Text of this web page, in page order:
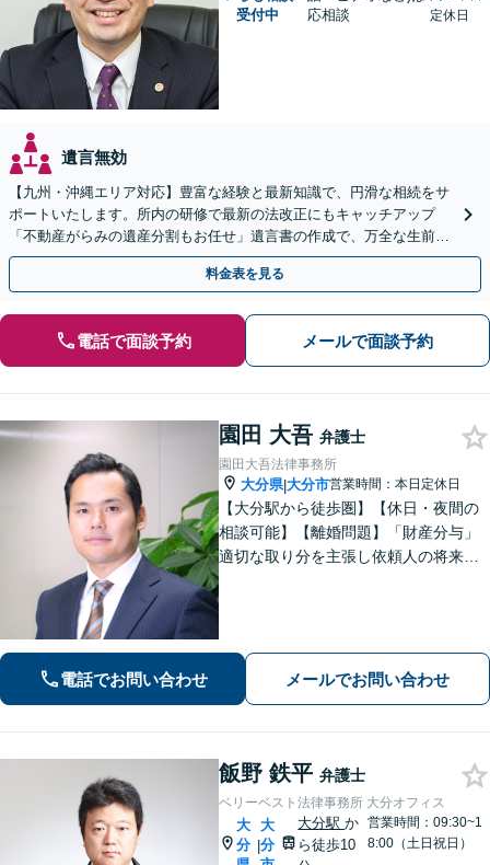
受付中
応相談
定休日
遺言無効
【九州・沖縄エリア対応】豊富な経験と最新知識で、円滑な相続をサ
ポートいたします。所内の研修で最新の法改正にもキャッチアップ
「不動産がらみの遺産分割もお任せ」遺言書の作成で、万全な生前対
策をおこないましょう【夜間・休日面談可】
料金表を見る
電話で面談予約 メールで面談予約
園田 大吾 弁護士
園田大吾法律事務所
大分県|大分市営業時間：本日定休日
【大分駅から徒歩圏】【休日・夜間の
相談可能】【離婚問題】「財産分与」
適切な取り分を主張し依頼人の将来を
どお任せください
電話でお問い合わせ メールでお問い合わせ
飯野 鉄平 弁護士
ベリーベスト法律事務所 大分オフィス
大
分 |
大
分
大分駅か
ら徒歩10
営業時間：09:30~1
8:00（土日祝日）